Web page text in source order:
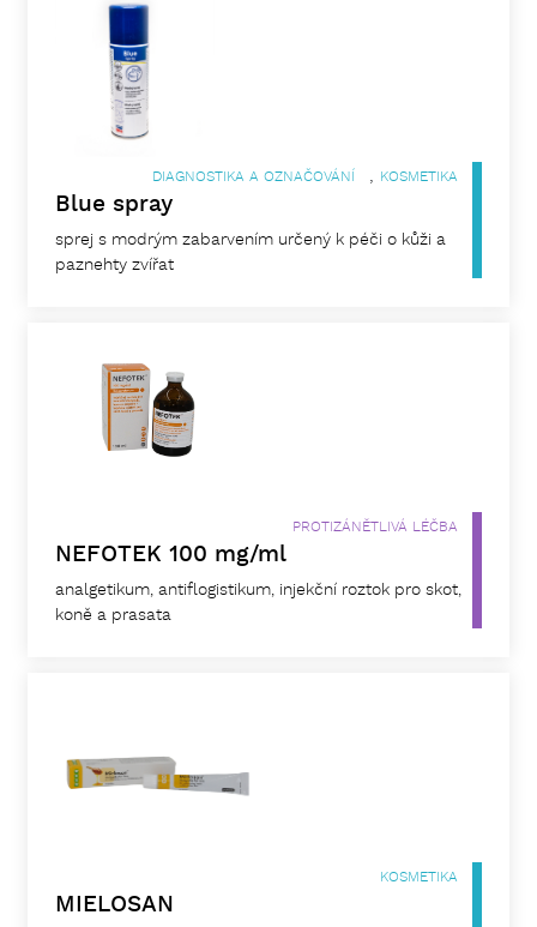
DIAGNOSTIKA A OZNAČOVÁNÍ , KOSMETIKA
Blue spray
sprej s modrým zabarvením určený k péči o kůži a
paznehty zvířat
PROTIZÁNĚTLIVÁ LÉČBA
NEFOTEK 100 mg/ml
analgetikum, antiflogistikum, injekční roztok pro skot,
koně a prasata
KOSMETIKA
MIELOSAN